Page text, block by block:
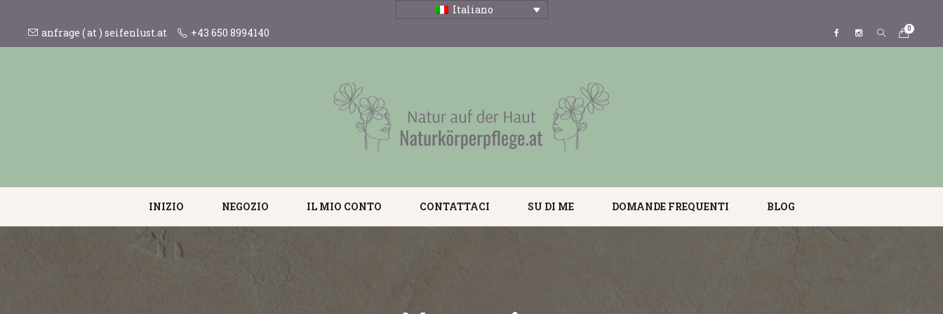
Italiano
anfrage ( at ) seifenlust.at
+43 650 8994140 0
INIZIO NEGOZIO IL MIO CONTO CONTATTACI SU DI ME DOMANDE FREQUENTI BLOG